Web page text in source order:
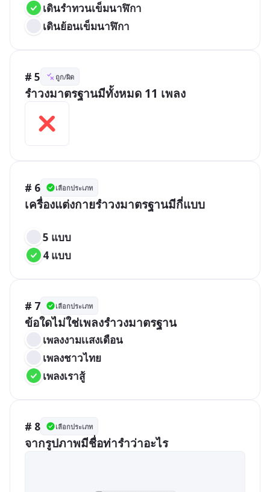
เดินรำทวนเข็มนาฬิกา
เดินย้อนเข็มนาฬิกา
# 5 ถูก/ผิด
รำวงมาตรฐานมีทั้งหมด 11 เพลง
# 6 เลือกประเภท
เครื่องแต่งกายรำวงมาตรฐานมีกี่แบบ
5 แบบ
4 แบบ
# 7 เลือกประเภท
เพลงงามเเสงเดือน
เพลงชาวไทย
เพลงเราสู้
# 8 เลือกประเภท